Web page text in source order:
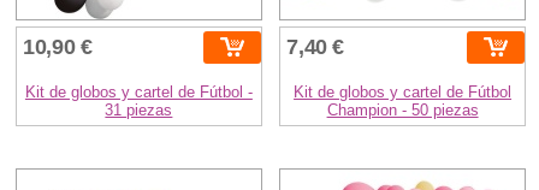
10,90 €
Kit de globos y cartel de Fútbol -
31 piezas
7,40 €
Kit de globos y cartel de Fútbol
Champion - 50 piezas